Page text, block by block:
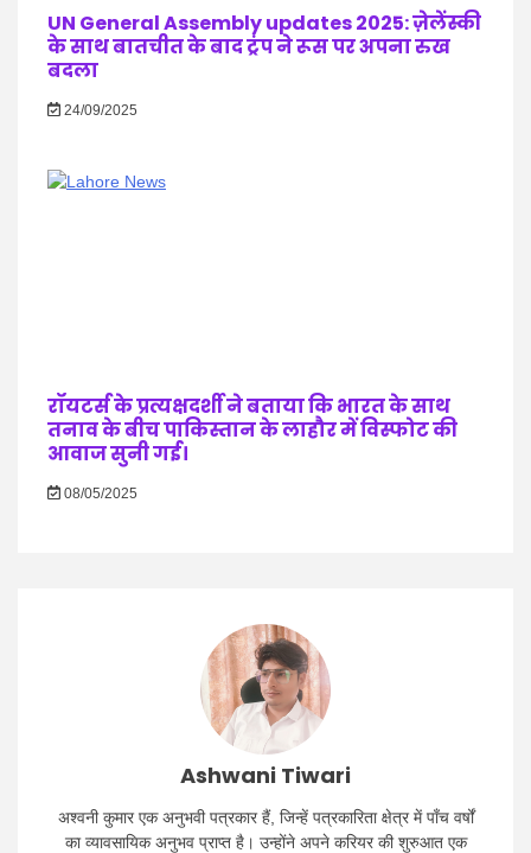
UN General Assembly updates 2025: ज़ेलेंस्की
के साथ बातचीत के बाद ट्रंप ने रूस पर अपना रुख
बदला
24/09/2025
रॉयटर्स के प्रत्यक्षदर्शी ने बताया कि भारत के साथ
तनाव के बीच पाकिस्तान के लाहौर में विस्फोट की
आवाज सुनी गई।
08/05/2025
Ashwani Tiwari
अश्वनी कुमार एक अनुभवी पत्रकार हैं, जिन्हें पत्रकारिता क्षेत्र में पाँच वर्षों
का व्यावसायिक अनुभव प्राप्त है। उन्होंने अपने करियर की शुरुआत एक